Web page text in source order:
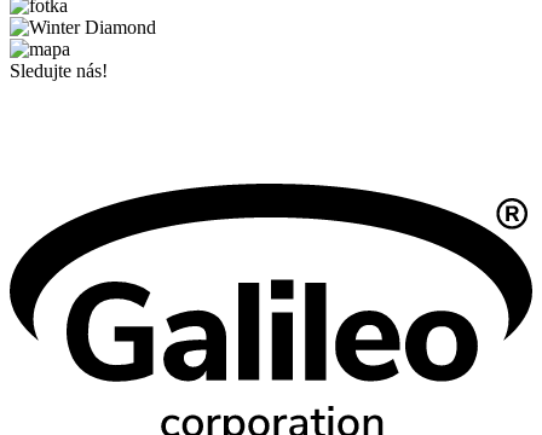
Sledujte nás!